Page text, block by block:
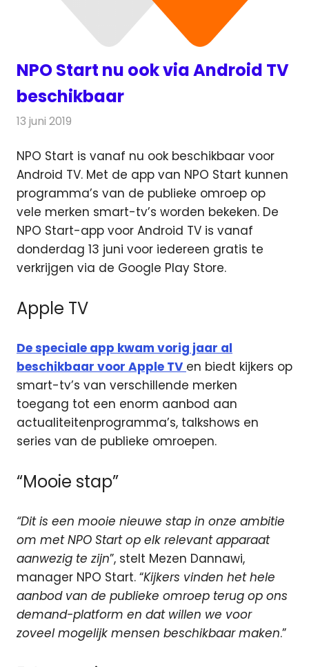
NPO Start nu ook via Android TV
beschikbaar
13 juni 2019
NPO Start is vanaf nu ook beschikbaar voor
Android TV. Met de app van NPO Start kunnen
programma’s van de publieke omroep op
vele merken smart-tv’s worden bekeken. De
NPO Start-app voor Android TV is vanaf
donderdag 13 juni voor iedereen gratis te
verkrijgen via de Google Play Store.
Apple TV
De speciale app kwam vorig jaar al
beschikbaar voor Apple TV en biedt kijkers op
smart-tv’s van verschillende merken
toegang tot een enorm aanbod aan
actualiteitenprogramma’s, talkshows en
series van de publieke omroepen.
“Mooie stap”
“Dit is een mooie nieuwe stap in onze ambitie
om met NPO Start op elk relevant apparaat
aanwezig te zijn”, stelt Mezen Dannawi,
manager NPO Start. “Kijkers vinden het hele
aanbod van de publieke omroep terug op ons
demand-platform en dat willen we voor
zoveel mogelijk mensen beschikbaar maken.”